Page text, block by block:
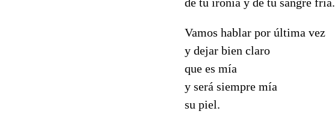
Vamos hablar por última vez
y dejar bien claro
que es mía
y será siempre mía
su piel.